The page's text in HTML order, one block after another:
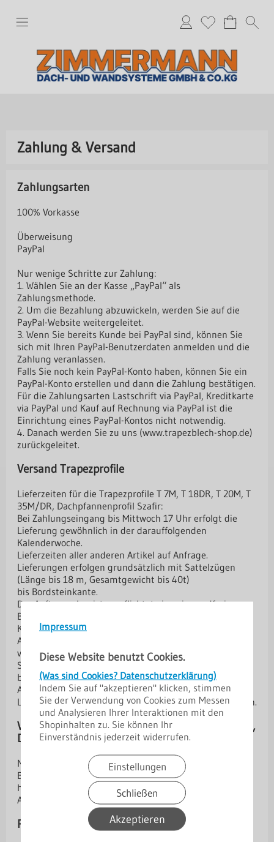
Impressum
Diese Website benutzt Cookies.
(Was sind Cookies? Datenschutzerklärung)
Indem Sie auf "akzeptieren" klicken, stimmen
Sie der Verwendung von Cookies zum Messen
und Analysieren Ihrer Interaktionen mit den
Shopinhalten zu. Sie können Ihr
Einverständnis jederzeit widerrufen.
Einstellungen
Schließen
Akzeptieren
Zahlung & Versand
Zahlungsarten
100% Vorkasse
Überweisung
PayPal
Nur wenige Schritte zur Zahlung:
1. Wählen Sie an der Kasse „PayPal“ als
Zahlungsmethode.
2. Um die Bezahlung abzuwickeln, werden Sie auf die
PayPal-Website weitergeleitet.
3. Wenn Sie bereits Kunde bei PayPal sind, können Sie
sich mit Ihren PayPal-Benutzerdaten anmelden und die
Zahlung veranlassen.
Falls Sie noch kein PayPal-Konto haben, können Sie ein
PayPal-Konto erstellen und dann die Zahlung bestätigen.
Für die Zahlungsarten Lastschrift via PayPal, Kreditkarte
via PayPal und Kauf auf Rechnung via PayPal ist die
Einrichtung eines PayPal-Kontos nicht notwendig.
4. Danach werden Sie zu uns (www.trapezblech-shop.de)
zurückgeleitet.
Versand Trapezprofile
Lieferzeiten für die Trapezprofile T 7M, T 18DR, T 20M, T
35M/DR, Dachpfannenprofil Szafir:
Bei Zahlungseingang bis Mittwoch 17 Uhr erfolgt die
Lieferung gewöhnlich in der darauffolgenden
Kalenderwoche.
Lieferzeiten aller anderen Artikel auf Anfrage.
Lieferungen erfolgen grundsätzlich mit Sattelzügen
(Länge bis 18 m, Gesamtgewicht bis 40t)
bis Bordsteinkante.
Der Auftraggeber ist verpflichtet eine einwandfreie
Baustellenzufahrt zu gewährleisten.
Kranentladungen sind nicht verpflichtender
Auftragsbestandteil, sondern gelten als zu
vereinbarender Zusatzservice.
Sie sind ausschließlich als optional anzusehen und sind
bei Aufträgen immer mit anzugeben.
Ansonsten muß die Entladung Bauseits erfolgen.
Liefergebiet ist Bundesrepublik Deutschland ohne Inseln.
Versandkosten Trapez- und Dachpfannenprofile,
Dachrinnen
Nur 129 € incl. 19 % MwSt.
Bei Bestellung mehrerer Artikel werden nur einmal die
höchsten Versandkosten berechnet.
Ab 100 m² frachtfreie Anlieferung (Profilbleche)
Paketversand